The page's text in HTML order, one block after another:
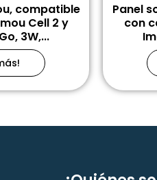
compatible
Cell 2 y
3W,...
Panel
con